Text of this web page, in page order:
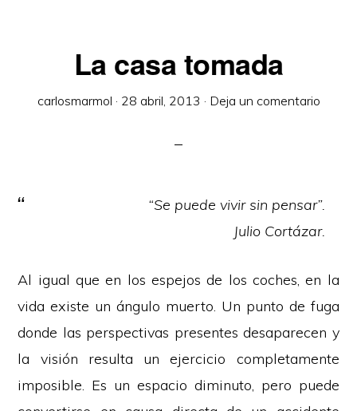
La casa tomada
carlosmarmol · 28 abril, 2013 · Deja un comentario
“Se puede vivir sin pensar”.
Julio Cortázar.
Al igual que en los espejos de los coches, en la
vida existe un ángulo muerto. Un punto de fuga
donde las perspectivas presentes desaparecen y
la visión resulta un ejercicio completamente
imposible. Es un espacio diminuto, pero puede